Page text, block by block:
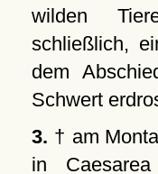
wilden
schließlich,
dem
Schwert
3. † am
in